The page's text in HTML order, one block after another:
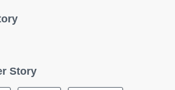
Story